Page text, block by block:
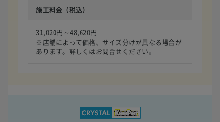
施工料金（税込）
31,020円～48,620円
※店舗によって価格、サイズ分けが異なる場合が
あります。詳しくはお問合せください。